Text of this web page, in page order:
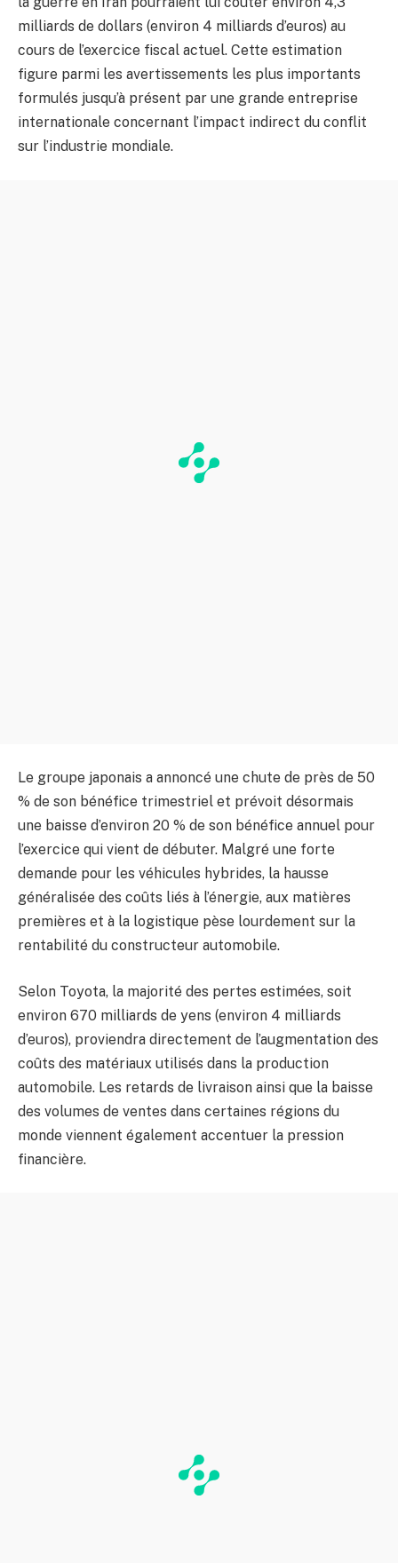
milliards de dollars (environ 4 milliards d’euros) au
cours de l’exercice fiscal actuel. Cette estimation
figure parmi les avertissements les plus importants
formulés jusqu’à présent par une grande entreprise
internationale concernant l’impact indirect du conflit
sur l’industrie mondiale.
Le groupe japonais a annoncé une chute de près de 50
% de son bénéfice trimestriel et prévoit désormais
une baisse d’environ 20 % de son bénéfice annuel pour
l’exercice qui vient de débuter. Malgré une forte
demande pour les véhicules hybrides, la hausse
généralisée des coûts liés à l’énergie, aux matières
premières et à la logistique pèse lourdement sur la
rentabilité du constructeur automobile.
Selon Toyota, la majorité des pertes estimées, soit
environ 670 milliards de yens (environ 4 milliards
d’euros), proviendra directement de l’augmentation des
coûts des matériaux utilisés dans la production
automobile. Les retards de livraison ainsi que la baisse
des volumes de ventes dans certaines régions du
monde viennent également accentuer la pression
financière.